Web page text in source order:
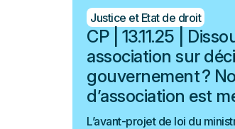
Justice et Etat de droit
CP | 13.11.25 |
association sur
gouvernement ?
d’association est
L’avant-projet de loi du